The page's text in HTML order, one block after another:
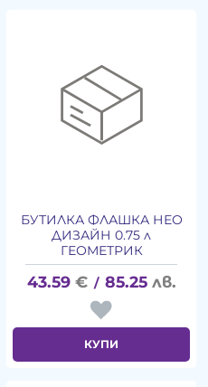
БУТИЛКА ФЛАШКА НЕО
ДИЗАЙН 0.75 л
ГЕОМЕТРИК
43.59 € / 85.25 лв.
КУПИ